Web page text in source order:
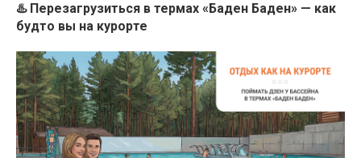
♨️ Перезагрузиться в термах «Баден Баден» — как
будто вы на курорте